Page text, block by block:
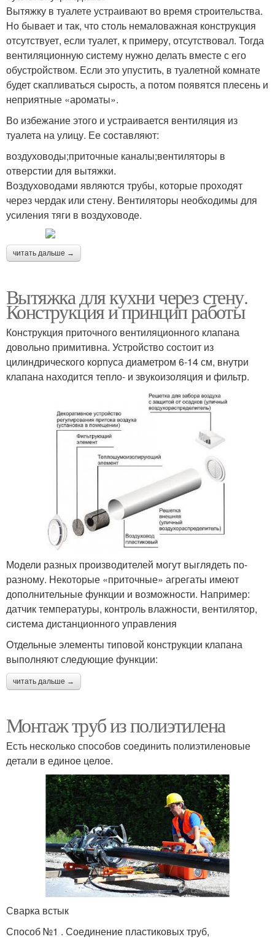
Вытяжку в туалете устраивают во время строительства.
Но бывает и так, что столь немаловажная конструкция
отсутствует, если туалет, к примеру, отсутствовал. Тогда
вентиляционную систему нужно делать вместе с его
обустройством. Если это упустить, в туалетной комнате
будет скапливаться сырость, а потом появятся плесень и
неприятные «ароматы».
Во избежание этого и устраивается вентиляция из
туалета на улицу. Ее составляют:
воздуховоды;приточные каналы;вентиляторы в
отверстии для вытяжки.
Воздуховодами являются трубы, которые проходят
через чердак или стену. Вентиляторы необходимы для
усиления тяги в воздуховоде.
читать дальше →
Вытяжка для кухни через стену.
Конструкция и принцип работы
Конструкция приточного вентиляционного клапана
довольно примитивна. Устройство состоит из
цилиндрического корпуса диаметром 6-14 см, внутри
клапана находится тепло- и звукоизоляция и фильтр.
Модели разных производителей могут выглядеть по-
разному. Некоторые «приточные» агрегаты имеют
дополнительные функции и возможности. Например:
датчик температуры, контроль влажности, вентилятор,
система дистанционного управления
Отдельные элементы типовой конструкции клапана
выполняют следующие функции:
читать дальше →
Монтаж труб из полиэтилена
Есть несколько способов соединить полиэтиленовые
детали в единое целое.
Сварка встык
Способ №1 . Соединение пластиковых труб,